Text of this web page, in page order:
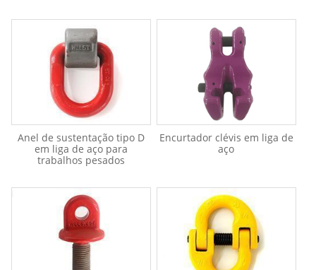
Anel de sustentação tipo D
em liga de aço para
trabalhos pesados
Encurtador clévis em liga de
aço